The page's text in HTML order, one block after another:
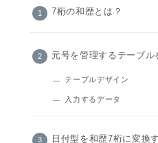
7桁の和歴とは？
元号を管理するテーブル
テーブルデザイン
入力するデータ
日付型を和歴7桁に変換